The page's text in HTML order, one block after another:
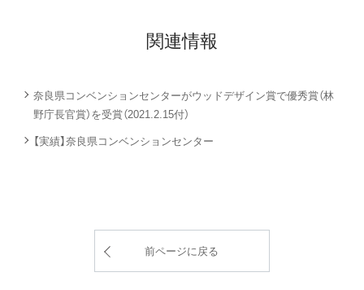
関連情報
奈良県コンベンションセンターがウッドデザイン賞で優秀賞（林
野庁長官賞）を受賞（2021.2.15付）
【実績】奈良県コンベンションセンター
前ページに戻る